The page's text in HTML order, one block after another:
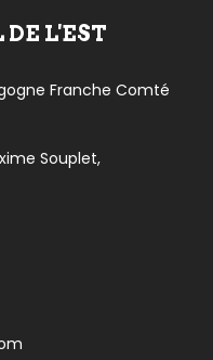
L'EST
Franche Comté
Souplet,